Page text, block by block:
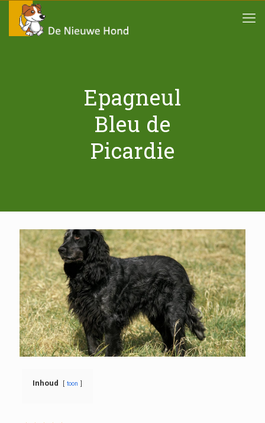
Epagneul
Bleu de
Picardie
Inhoud toon